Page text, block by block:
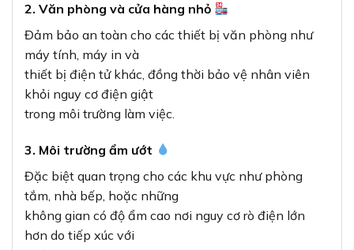
2. Văn phòng và cửa hàng nhỏ
Đảm bảo an toàn cho các thiết bị văn phòng như
máy tính, máy in và
thiết bị điện tử khác, đồng thời bảo vệ nhân viên
khỏi nguy cơ điện giật
trong môi trường làm việc.
3. Môi trường ẩm ướt
Đặc biệt quan trọng cho các khu vực như phòng
tắm, nhà bếp, hoặc những
không gian có độ ẩm cao nơi nguy cơ rò điện lớn
hơn do tiếp xúc với